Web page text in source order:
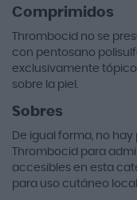
Comprimidos
Thrombocid no se
con pentosano
exclusivamente
sobre la piel.
Sobres
De igual forma, no
Thrombocid para
accesibles en esta
para uso cutáneo